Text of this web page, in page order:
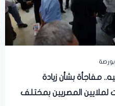
جنيه.. مفاجأة بشأن زيادة
لملايين المصريين بمختلف